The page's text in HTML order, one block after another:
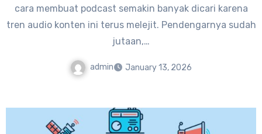
cara membuat podcast semakin banyak dicari karena
tren audio konten ini terus melejit. Pendengarnya sudah
jutaan,…
admin January 13, 2026